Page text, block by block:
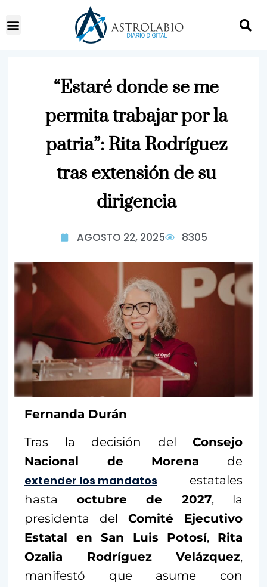
“Estaré donde se me
permita trabajar por la
patria”: Rita Rodríguez
tras extensión de su
dirigencia
AGOSTO 22, 2025 8305
Fernanda Durán
Tras la decisión del Consejo
Nacional de Morena de
extender los mandatos estatales
hasta octubre de 2027, la
presidenta del Comité Ejecutivo
Estatal en San Luis Potosí, Rita
Ozalia Rodríguez Velázquez,
manifestó que asume con